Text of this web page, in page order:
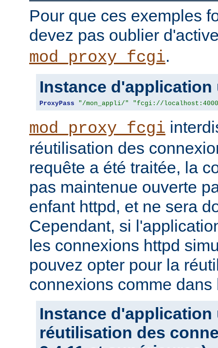
Pour que ces exemples
devez pas oublier
mod_proxy_fcgi.
Instance d'application
ProxyPass "/mon_appli/" "fcgi://
mod_proxy_fcgi
réutilisation des
requête a été traitée, la
pas maintenue ouverte
enfant httpd, et ne sera
Cependant, si
les connexions httpd
pouvez opter pour la
connexions comme
Instance d'application
réutilisation des